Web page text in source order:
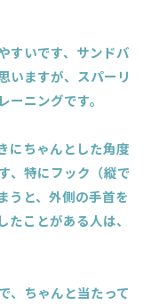
すいです、サンドバ
いますが、スパーリ
ニングです。
にちゃんとした角度
、特にフック（縦で
うと、外側の手首を
ことがある人は、
、ちゃんと当たって